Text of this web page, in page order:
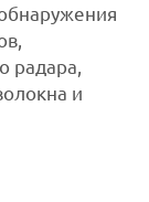
радара,
и